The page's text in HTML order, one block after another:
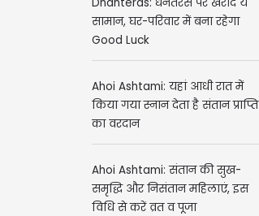
सामान, घर-परिवार में बना रहेगा
Good Luck
Ahoi Ashtami: यहां आधी रात में
किया गया स्नान देता है संतान प्राप्ति
का वरदान
Ahoi Ashtami: संतान की सुख-
समृद्धि और निसंतान महिलाएं, इस
विधि से करें व्रत व पूजा